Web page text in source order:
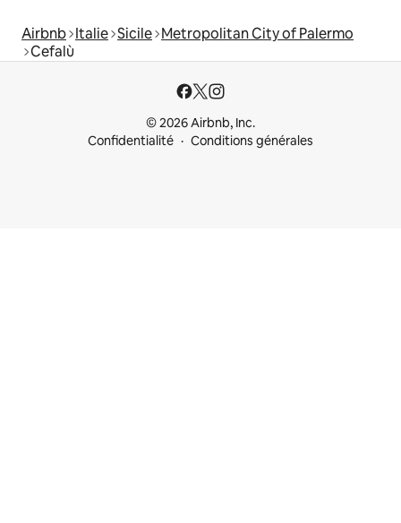
Airbnb Italie Sicile Metropolitan City of Palermo
Cefalù
© 2026 Airbnb, Inc.
Confidentialité
Conditions générales